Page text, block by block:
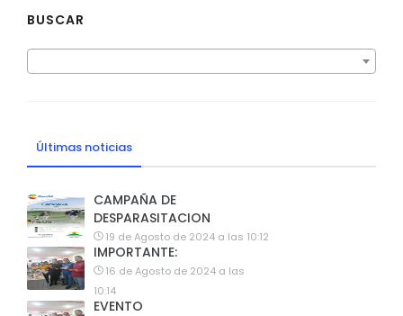
BUSCAR
Últimas noticias
CAMPAÑA DE
DESPARASITACION
19 de Agosto de 2024 a las 10:12
IMPORTANTE:
16 de Agosto de 2024 a las
10:14
EVENTO